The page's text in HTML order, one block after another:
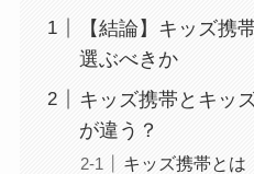
【結論】キッズ携
選ぶべきか
キッズ携帯とキッ
が違う？
キッズ携帯とは